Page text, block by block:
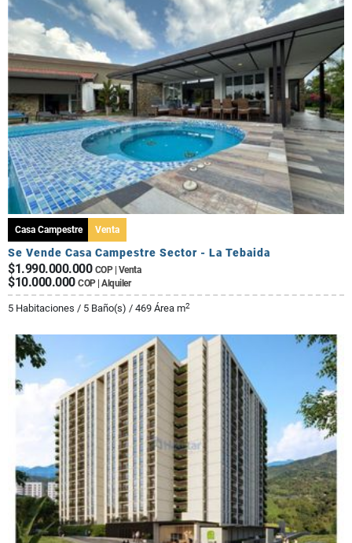
Casa Campestre Venta
Se Vende Casa Campestre Sector - La Tebaida
$1.990.000.000 COP | Venta
$10.000.000 COP | Alquiler
5 Habitaciones / 5 Baño(s) / 469 Área m2